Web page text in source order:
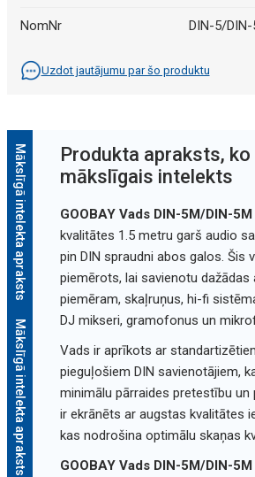
NomNr DIN-5/DIN-
Uzdot jautājumu par šo produktu
Mākslīgā intelekta apraksts
Mākslīgā intelekta apraksts
Produkta apraksts, ko
mākslīgais intelekts
GOOBAY Vads DIN-5M/DIN-
kvalitātes 1.5 metru garš audio
pin DIN spraudni abos galos. Šis
piemērots, lai savienotu dažādas
piemēram, skaļruņus, hi-fi
DJ mikseri, gramofonus un
Vads ir aprīkots ar
pieguļošiem DIN savienotājiem,
minimālu pārraides pretestību un
ir ekrānēts ar augstas kvalitātes
kas nodrošina optimālu skaņas
GOOBAY Vads DIN-5M/DIN-